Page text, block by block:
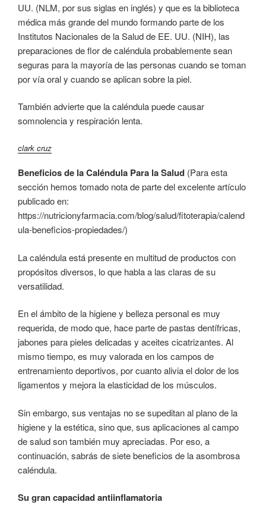
UU. (NLM, por sus siglas en inglés) y que es la biblioteca
médica más grande del mundo formando parte de los
Institutos Nacionales de la Salud de EE. UU. (NIH), las
preparaciones de flor de caléndula probablemente sean
seguras para la mayoría de las personas cuando se toman
por vía oral y cuando se aplican sobre la piel.
También advierte que la caléndula puede causar
somnolencia y respiración lenta.
clark cruz
Beneficios de la Caléndula Para la Salud (Para esta
sección hemos tomado nota de parte del excelente artículo
publicado en:
https://nutricionyfarmacia.com/blog/salud/fitoterapia/calend
ula-beneficios-propiedades/)
La caléndula está presente en multitud de productos con
propósitos diversos, lo que habla a las claras de su
versatilidad.
En el ámbito de la higiene y belleza personal es muy
requerida, de modo que, hace parte de pastas dentífricas,
jabones para pieles delicadas y aceites cicatrizantes. Al
mismo tiempo, es muy valorada en los campos de
entrenamiento deportivos, por cuanto alivia el dolor de los
ligamentos y mejora la elasticidad de los músculos.
Sin embargo, sus ventajas no se supeditan al plano de la
higiene y la estética, sino que, sus aplicaciones al campo
de salud son también muy apreciadas. Por eso, a
continuación, sabrás de siete beneficios de la asombrosa
caléndula.
Su gran capacidad antiinflamatoria